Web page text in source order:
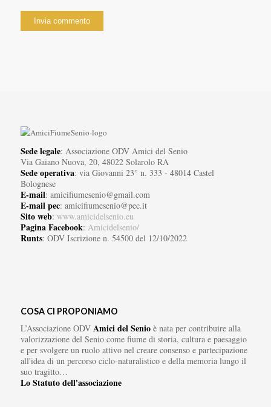
Sede legale: Associazione ODV Amici del Senio
Via Gaiano Nuova, 20, 48022 Solarolo RA
Sede operativa: via Giovanni 23° n. 333 - 48014 Castel
Bolognese
E-mail: amicifiumesenio@gmail.com
E-mail pec: amicifiumesenio@pec.it
Sito web: www.amicidelsenio.eu
Pagina Facebook: Amicidelsenio/
Runts: ODV Iscrizione n. 54500 del 12/10/2022
COSA CI PROPONIAMO
L’Associazione ODV Amici del Senioè nata per contribuire alla
valorizzazione del Senio come fiume di storia, cultura e paesaggio
e per svolgere un ruolo attivo nel creare consenso e partecipazione
all'idea di un percorso ciclo-naturalistico e della memoria lungo il
suo tragitto…
Lo Statuto dell'associazione